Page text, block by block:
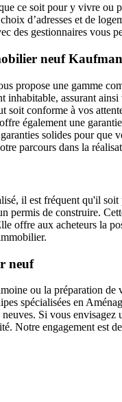
ce soit pour y vivre
d’adresses et de
des gestionnaires vous
neuf
propose une gamme
assurant
conforme à vos
également une
solides pour
parcours dans la
il est fréquent qu'il
permis de construire.
offre aux acheteurs
neuf
ou la préparation
spécialisées en
Si vous
Notre engagement